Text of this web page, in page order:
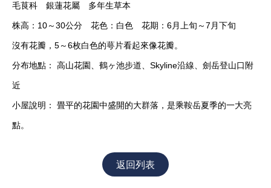
毛茛科 銀蓮花屬 多年生草本
株高：10～30公分 花色：白色 花期：6月上旬～7月下旬
沒有花瓣，5～6枚白色的萼片看起來像花瓣。
分布地點： 高山花園、鶴ヶ池步道、Skyline沿線、劍岳登山口附
近
小屋說明： 畳平的花園中盛開的大群落，是乘鞍岳夏季的一大亮
點。
返回列表